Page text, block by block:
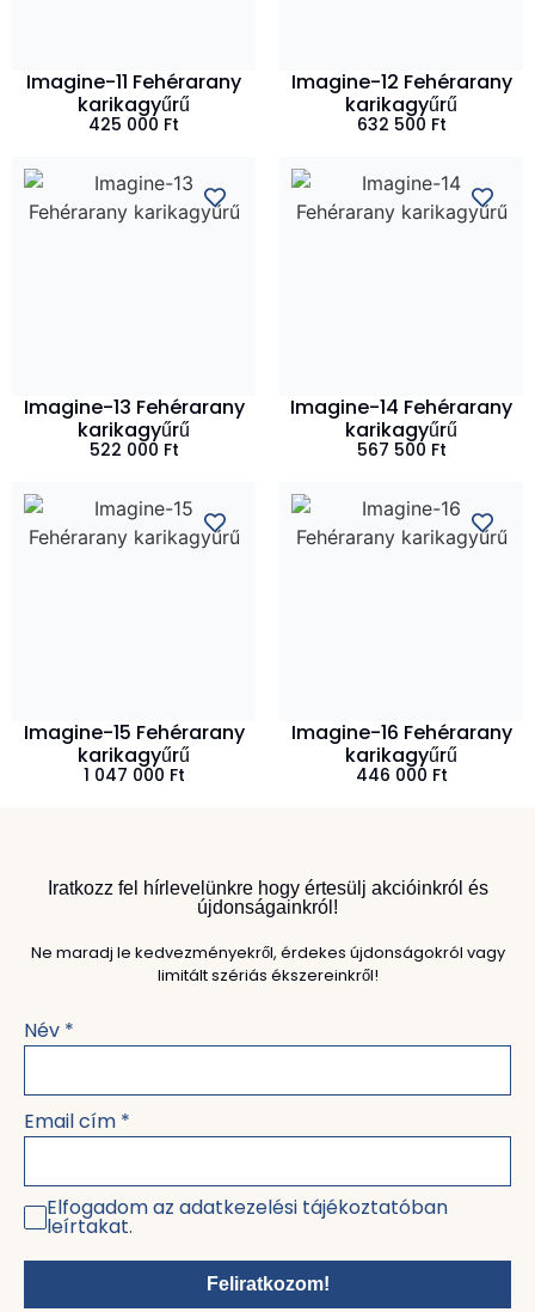
Imagine-11 Fehérarany
karikagyűrű
425 000 Ft
Imagine-12 Fehérarany
karikagyűrű
632 500 Ft
Imagine-13 Fehérarany
karikagyűrű
522 000 Ft
Imagine-14 Fehérarany
karikagyűrű
567 500 Ft
Imagine-15 Fehérarany
karikagyűrű
1 047 000 Ft
Imagine-16 Fehérarany
karikagyűrű
446 000 Ft
Iratkozz fel hírlevelünkre hogy értesülj akcióinkról és
újdonságainkról!
Ne maradj le kedvezményekről, érdekes újdonságokról vagy
limitált szériás ékszereinkről!
Név *
Email cím *
Elfogadom az adatkezelési tájékoztatóban
leírtakat.
Feliratkozom!